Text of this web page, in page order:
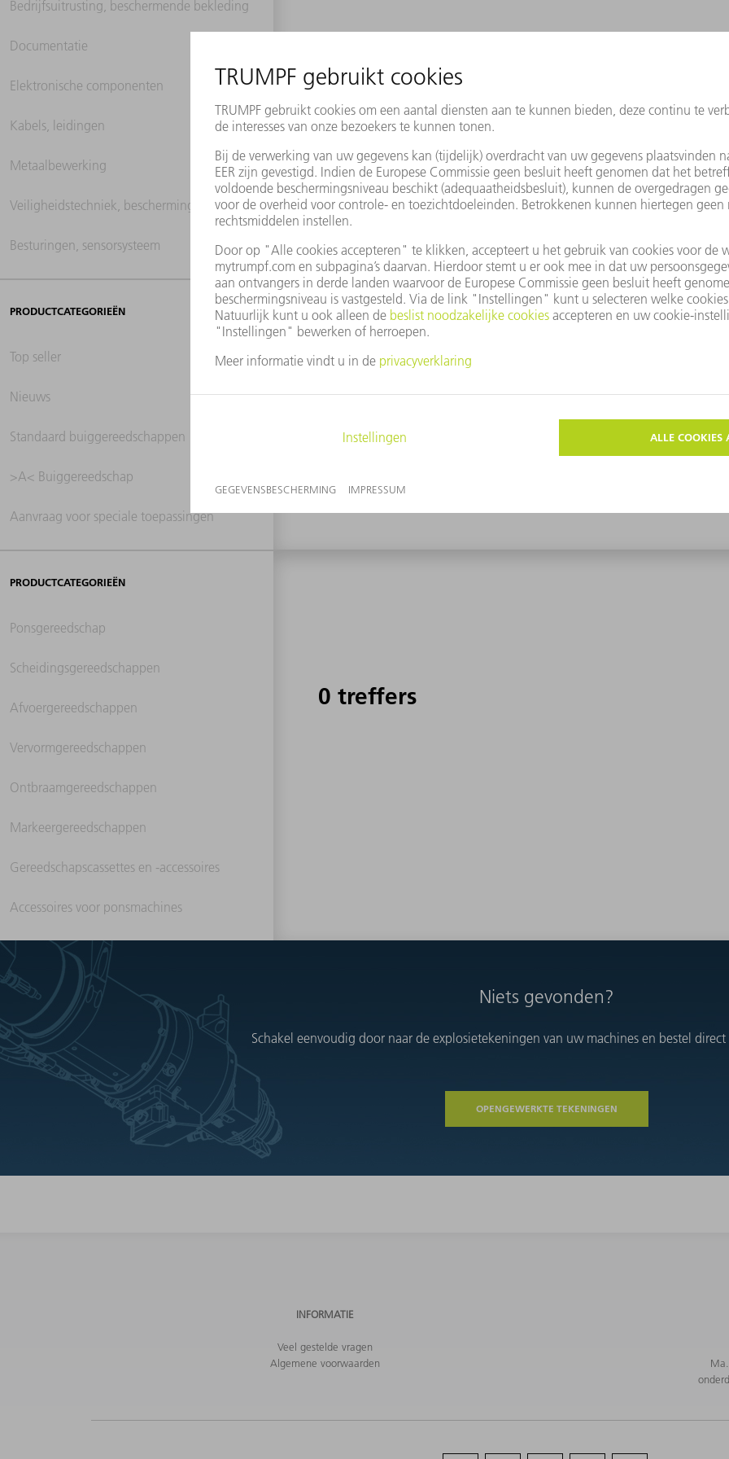
Bedrijfsuitrusting, beschermende bekleding
Documentatie
Elektronische componenten
Kabels, leidingen
Metaalbewerking
Veiligheidstechniek, beschermingstechniek
Besturingen, sensorsysteem
PRODUCTCATEGORIEËN
Top seller
Nieuws
Standaard buiggereedschappen
>A< Buiggereedschap
Aanvraag voor speciale toepassingen
0 treffers
PRODUCTCATEGORIEËN
Ponsgereedschap
Scheidingsgereedschappen
Afvoergereedschappen
Vervormgereedschappen
Ontbraamgereedschappen
Markeergereedschappen
Gereedschapscassettes en -accessoires
Accessoires voor ponsmachines
0 treffers
Niets gevonden?
Schakel eenvoudig door naar de explosietekeningen van uw machines en bestel
OPENGEWERKTE TEKENINGEN
INFORMATIE
Veel gestelde vragen
Algemene voorwaarden